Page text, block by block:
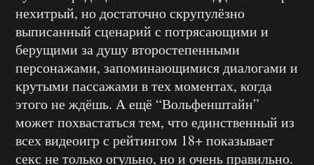
нехитрый, но достаточно скрупулёзно
выписанный сценарий с потрясающими и
берущими за душу второстепенными
персонажами, запоминающимися диалогами и
крутыми пассажами в тех моментах, когда
этого не ждёшь. А ещё “Вольфенштайн”
может похвастаться тем, что единственный из
всех видеоигр с рейтингом 18+ показывает
секс не только огульно, но и очень правильно.